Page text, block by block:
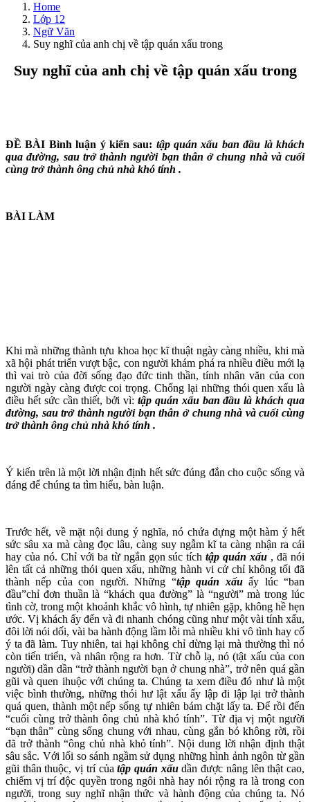
Home
Lớp 12
Ngữ Văn
Suy nghĩ của anh chị về tập quán xấu trong
Suy nghĩ của anh chị về tập quán xấu trong
ĐỀ BÀI Bình luận ý kiến sau: tập quán xấu ban đầu là khách
qua đường, sau trở thành người bạn thân ở chung nhà và cuối
cùng trở thành ông chủ nhà khó tính .
BÀI LÀM
Khi mà những thành tựu khoa học kĩ thuật ngày càng nhiều, khi mà
xã hội phát triển vượt bậc, con người khám phá ra nhiều điều mới lạ
thì vai trò của đời sống đạo đức tinh thần, tính nhân văn của con
người ngày càng được coi trọng. Chống lại những thói quen xấu là
điều hết sức cần thiết, bởi vì: tập quán xấu ban đầu là khách qua
đường, sau trở thành người bạn thân ở chung nhà và cuối cùng
trở thành ông chủ nhà khó tính .
Ý kiến trên là một lời nhận định hết sức đúng đắn cho cuộc sống và
đáng để chúng ta tìm hiểu, bàn luận.
Trước hết, về mặt nội dung ý nghĩa, nó chứa đựng một hàm ý hết
sức sâu xa mà càng đọc lâu, càng suy ngẫm kĩ ta càng nhận ra cái
hay của nó. Chỉ với ba từ ngắn gọn súc tíchtập quán xấu , đã nói
lên tất cả những thói quen xấu, những hành vi cử chỉ không tối đã
thành nếp của con người. Những “tập quán xấuấy lúc “ban
đầu”chỉ đơn thuần là “khách qua đường” là “người” mà trong lúc
tình cờ, trong một khoảnh khắc vô hình, tự nhiên gặp, không hề hẹn
ước. Vị khách ấy đến và đi nhanh chóng cũng như một vài tính xấu,
đôi lời nói dối, vài ba hành động lầm lỗi mà nhiều khi vô tình hay cố
ý ta đã làm. Tuy nhiên, tai hại không chỉ dừng lại mà thường thì nó
còn tiến triển, và nhân rộng ra hơn. Từ chỗ lạ, nó (tật xấu của con
người) dần dần “trở thành người bạn ở chung nhà”, trở nên quá gần
gũi và quen ihuộc với chúng ta. Chúng ta xem điều đó như là một
việc bình thường, những thói hư lật xấu ấy lập đi lập lại trở thành
quá quen, thành một nếp sống tự nhiên bám chặt lấy ta. Để rồi đến
“cuối cùng trở thành ông chủ nhà khó tính”. Từ địa vị một người
“bạn thân” cùng sống chung với nhau, cùng gắn bó không rời, rồi
đã trở thành “ông chủ nhà khỏ tính”. Nội dung lời nhận định thật
sâu sắc. Với lối so sánh ngầm sử dụng những hình ảnh ngôn từ gần
gũi thân thuộc, vị trí củatập quán xấudần được nâng lên thật cao,
chiếm vị trí độc quyền trong ngôi nhà hay nói rộng ra là trong con
người, trong suy nghĩ nhận thức và hành động của chúng ta. Nó